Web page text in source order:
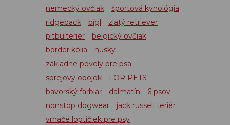
nemecký ovčiak
športová kynológia
ridgeback
bígl
zlatý retriever
pitbulteriér
belgický ovčiak
border kólia
husky
základné povely pre psa
sprejový obojok
FOR PETS
bavorský farbiar
dalmatín
6 psov
nonstop dogwear
jack russell teriér
vrhače loptičiek pre psy